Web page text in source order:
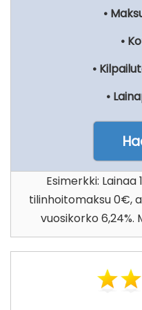
•
•
•
•
Esimerkki:
tilinhoitomaksu 0€,
vuosikorko 6,24%.